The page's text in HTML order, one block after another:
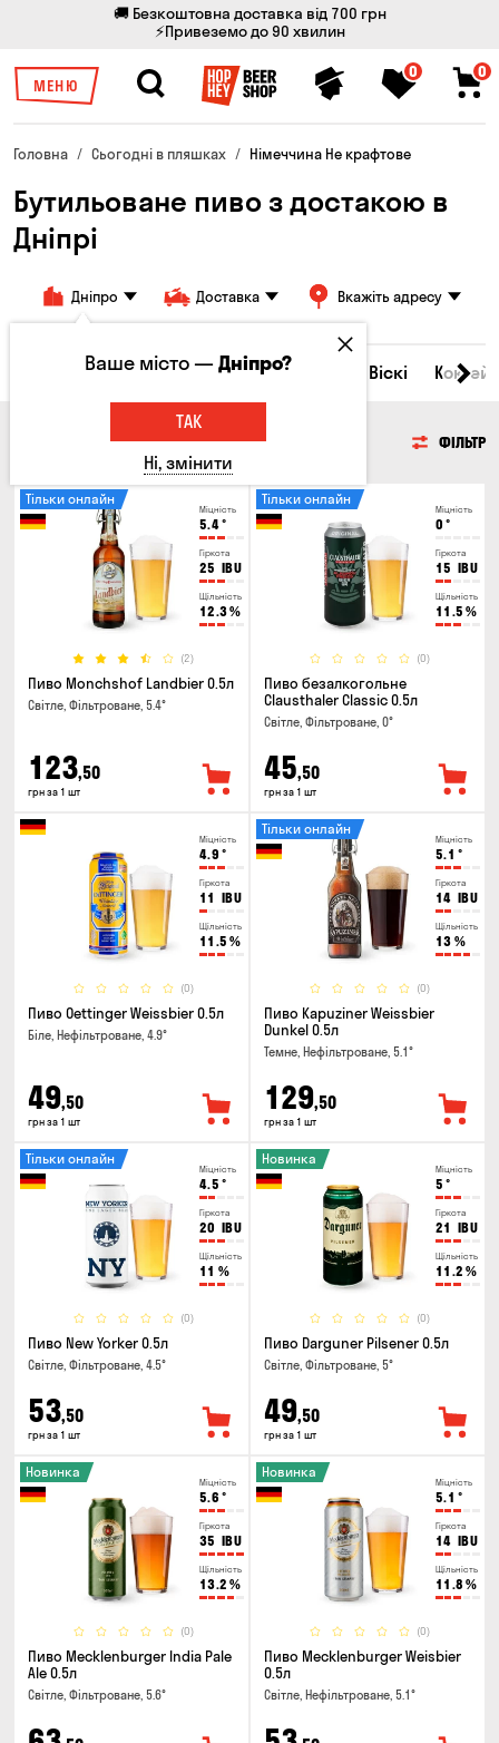
🚚 Безкоштовна доставка від 700 грн
⚡Привеземо до 90 хвилин
МЕНЮ
0 0
Головна Сьогодні в пляшках Німеччина Не крафтове
Бутильоване пиво з достакою в
Дніпрі
Дніпро Доставка Вкажіть адресу
Всі товари Пиво Сидр Віскі
ФІЛЬТР
Міцність
5.4°
Гіркота
25 IBU
Щільність
12.3%
(2)
Тільки онлайн
Пиво Monchshof Landbier 0.5л
Світле, Фільтроване, 5.4°
123,50
грн за 1 шт
Міцність
0 °
Гіркота
15 IBU
Щільність
11.5 %
(0)
Тільки онлайн
Пиво безалкогольне
Clausthaler Classic 0.5л
Світле, Фільтроване, 0°
45,50
грн за 1 шт
Міцність
4.9 °
Гіркота
11 IBU
Щільність
11.5 %
(0)
Пиво Oettinger Weissbier 0.5л
Біле, Нефільтроване, 4.9°
49,50
грн за 1 шт
Міцність
5.1 °
Гіркота
14 IBU
Щільність
13 %
(0)
Тільки онлайн
Пиво Kapuziner Weissbier
Dunkel 0.5л
Темне, Нефільтроване, 5.1°
129,50
грн за 1 шт
Міцність
4.5 °
Гіркота
20 IBU
Щільність
11 %
(0)
Тільки онлайн
Пиво New Yorker 0.5л
Світле, Фільтроване, 4.5°
53,50
грн за 1 шт
Міцність
5 °
Гіркота
21 IBU
Щільність
11.2 %
(0)
Новинка
Пиво Darguner Pilsener 0.5л
Світле, Фільтроване, 5°
49,50
грн за 1 шт
Міцність
5.6 °
Гіркота
35 IBU
Щільність
13.2 %
(0)
Новинка
Пиво Mecklenburger India Pale
Ale 0.5л
Світле, Фільтроване, 5.6°
Міцність
5.1 °
Гіркота
14 IBU
Щільність
11.8 %
(0)
Новинка
Пиво Mecklenburger Weisbier
0.5л
Світле, Нефільтроване, 5.1°
Ваше місто —Дніпро?
ТАК
Ні, змінити